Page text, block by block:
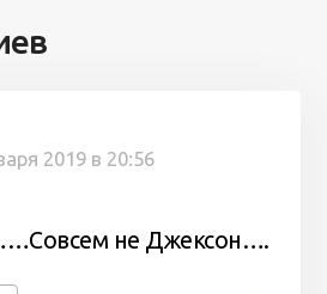
2019 в 20:56
не Джексон….